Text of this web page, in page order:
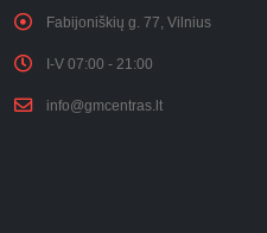
Fabijoniškių g. 77, Vilnius
I-V 07:00 - 21:00
info@gmcentras.lt